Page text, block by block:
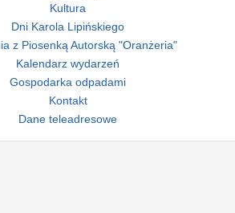
Kultura
Dni Karola Lipińskiego
z Piosenką Autorską "Oranżeria"
Kalendarz wydarzeń
Gospodarka odpadami
Kontakt
Dane teleadresowe